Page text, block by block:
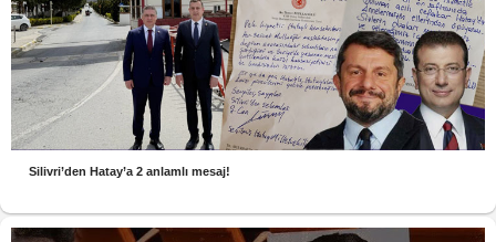
Silivri’den Hatay’a 2 anlamlı mesaj!